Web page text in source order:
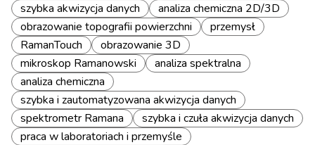
szybka akwizycja danych
analiza chemiczna 2D/3D
obrazowanie topografii powierzchni
przemysł
RamanTouch
obrazowanie 3D
mikroskop Ramanowski
analiza spektralna
analiza chemiczna
szybka i zautomatyzowana akwizycja danych
spektrometr Ramana
szybka i czuła akwizycja danych
praca w laboratoriach i przemyśle